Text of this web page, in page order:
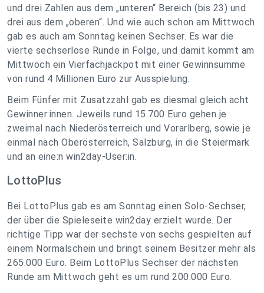
und drei Zahlen aus dem „unteren“ Bereich (bis 23) und
drei aus dem „oberen“. Und wie auch schon am Mittwoch
gab es auch am Sonntag keinen Sechser. Es war die
vierte sechserlose Runde in Folge, und damit kommt am
Mittwoch ein Vierfachjackpot mit einer Gewinnsumme
von rund 4 Millionen Euro zur Ausspielung.
Beim Fünfer mit Zusatzzahl gab es diesmal gleich acht
Gewinner:innen. Jeweils rund 15.700 Euro gehen je
zweimal nach Niederösterreich und Vorarlberg, sowie je
einmal nach Oberösterreich, Salzburg, in die Steiermark
und an eine:n win2day-User:in.
LottoPlus
Bei LottoPlus gab es am Sonntag einen Solo-Sechser,
der über die Spieleseite win2day erzielt wurde. Der
richtige Tipp war der sechste von sechs gespielten auf
einem Normalschein und bringt seinem Besitzer mehr als
265.000 Euro. Beim LottoPlus Sechser der nächsten
Runde am Mittwoch geht es um rund 200.000 Euro.